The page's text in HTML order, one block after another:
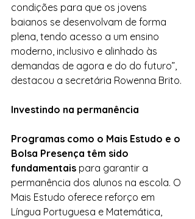
condições para que os jovens
baianos se desenvolvam de forma
plena, tendo acesso a um ensino
moderno, inclusivo e alinhado às
demandas de agora e do do futuro”,
destacou a secretária Rowenna Brito.
Investindo na permanência
Programas como o Mais Estudo e o
Bolsa Presença têm sido
fundamentais para garantir a
permanência dos alunos na escola. O
Mais Estudo oferece reforço em
Língua Portuguesa e Matemática,